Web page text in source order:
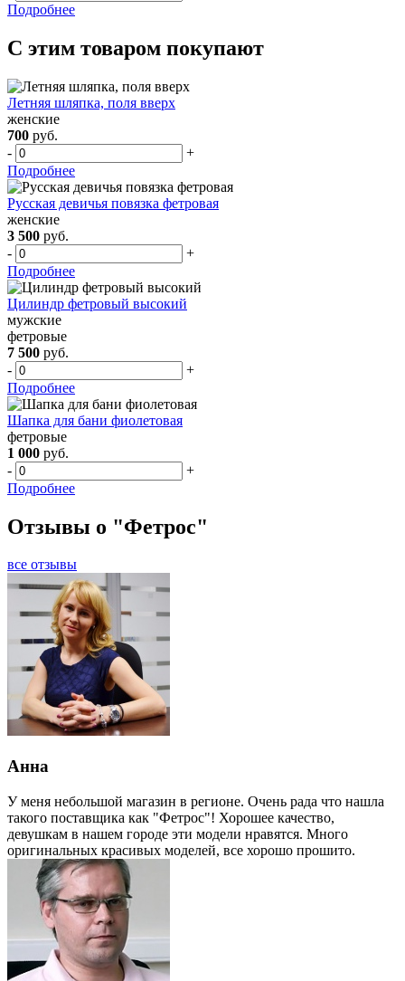
Подробнее
С этим товаром покупают
Летняя шляпка, поля вверх
женские
700 руб.
-
+
Подробнее
Русская девичья повязка фетровая
женские
3 500 руб.
-
+
Подробнее
Цилиндр фетровый высокий
мужские
фетровые
7 500 руб.
-
+
Подробнее
Шапка для бани фиолетовая
фетровые
1 000 руб.
-
+
Подробнее
Отзывы о "Фетрос"
все отзывы
Анна
У меня небольшой магазин в регионе. Очень рада что нашла
такого поставщика как "Фетрос"! Хорошее качество,
девушкам в нашем городе эти модели нравятся. Много
оригинальных красивых моделей, все хорошо прошито.